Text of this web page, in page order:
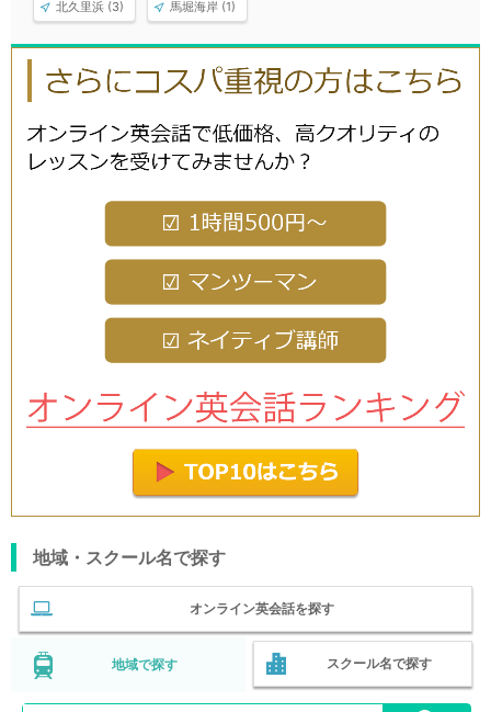
北久里浜 (3) 馬堀海岸 (1)
地域・スクール名で探す
オンライン英会話を探す
地域で探す スクール名で探す